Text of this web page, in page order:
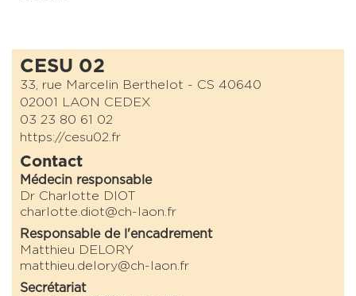
CESU 02
33, rue Marcelin Berthelot - CS 40640
02001 LAON CEDEX
03 23 80 61 02
https://cesu02.fr
Contact
Médecin responsable
Dr Charlotte DIOT
charlotte.diot@ch-laon.fr
Responsable de l'encadrement
Matthieu DELORY
matthieu.delory@ch-laon.fr
Secrétariat